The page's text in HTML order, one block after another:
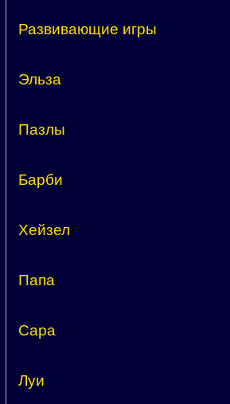
Развивающие игры
Эльза
Пазлы
Барби
Хейзел
Папа
Сара
Луи